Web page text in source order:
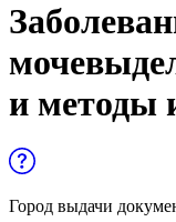
медицине
науки
и методы
Город выдачи